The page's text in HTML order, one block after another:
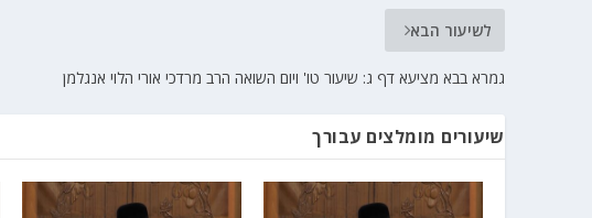
לשיעור הבא
גמרא בבא מציעא דף ג: שיעור טו' ויום השואה הרב מרדכי אורי הלוי אנגלמן
שיעורים מומלצים עבורך